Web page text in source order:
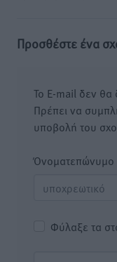
Προσθέστε ένα
Το E-mail δεν θα
Πρέπει να
υποβολή του
Όνοματεπώνυμο
Φύλαξε τα